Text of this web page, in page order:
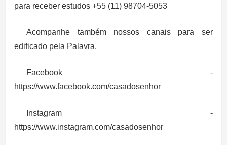
para receber estudos +55 (11) 98704-5053
Acompanhe também nossos canais para ser
edificado pela Palavra.
Facebook -
https://www.facebook.com/casadosenhor
Instagram -
https://www.instagram.com/casadosenhor